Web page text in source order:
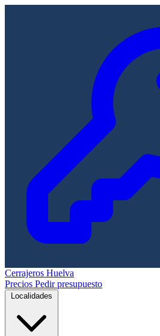
Cerrajeros Huelva
Precios Pedir presupuesto
Localidades